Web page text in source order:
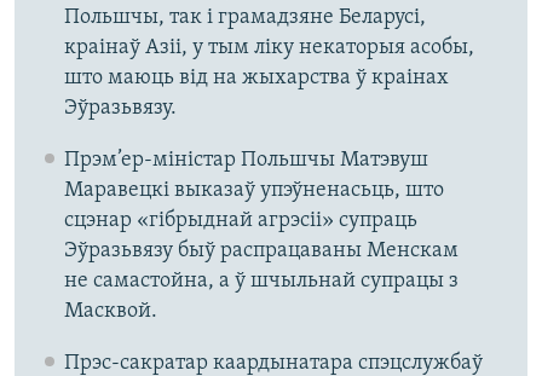
Польшчы, так і грамадзяне Беларусі,
краінаў Азіі, у тым ліку некаторыя асобы,
што маюць від на жыхарства ў краінах
Эўразьвязу.
Прэм’ер-міністар Польшчы Матэвуш
Маравецкі выказаў упэўненасьць, што
сцэнар «гібрыднай агрэсіі» супраць
Эўразьвязу быў распрацаваны Менскам
не самастойна, а ў шчыльнай супрацы з
Масквой.
Прэс-сакратар каардынатара спэцслужбаў